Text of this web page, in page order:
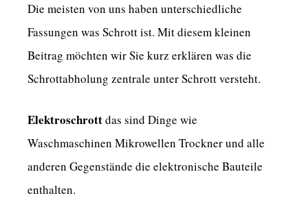
Die meisten von uns haben unterschiedliche
Fassungen was Schrott ist. Mit diesem kleinen
Beitrag möchten wir Sie kurz erklären was die
Schrottabholung zentrale unter Schrott versteht.
Elektroschrottdas sind Dinge wie
Waschmaschinen Mikrowellen Trockner und alle
anderen Gegenstände die elektronische Bauteile
enthalten.